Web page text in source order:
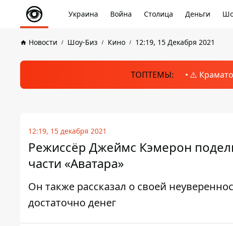
Украина Война Столица Деньги
Новости Шоу-Биз Кино 12:19, 15 Декабря 2021
ТОПТЕМЫ: ⚠️
12:19, 15 декабря 2021
Режиссёр Джеймс Кэмерон
части «Аватара»
Он также рассказал о своей
достаточно денег